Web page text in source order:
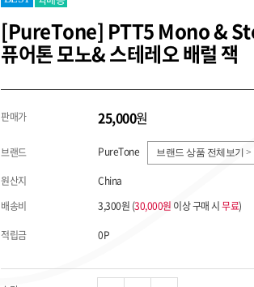
[PureTone] PTT5 Mono &
퓨어톤 모노& 스테레오 배럴 잭
판매가 25,000원
브랜드 PureTone 브랜드 상품 전체보기 >
원산지
China
배송비
3,300원 (30,000원 이상 구매 시무료)
적립금
0P